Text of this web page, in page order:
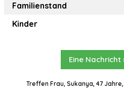
Familienstand
Kinder
Eine Nachricht
Treffen Frau, Sukanya, 47